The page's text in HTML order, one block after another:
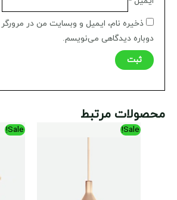
ذخیره نام، ایمیل و وبسایت من در مرورگر
دوباره دیدگاهی می‌نویسم.
محصولات مرتبط
Sale!
Sale!